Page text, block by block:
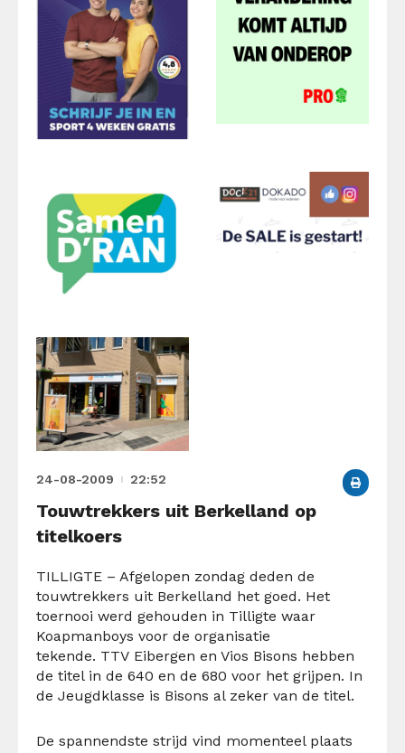
24-08-2009 22:52
Touwtrekkers uit Berkelland op
titelkoers
TILLIGTE – Afgelopen zondag deden de
touwtrekkers uit Berkelland het goed. Het
toernooi werd gehouden in Tilligte waar
Koapmanboys voor de organisatie
tekende. TTV Eibergen en Vios Bisons hebben
de titel in de 640 en de 680 voor het grijpen. In
de Jeugdklasse is Bisons al zeker van de titel.
De spannendste strijd vind momenteel plaats